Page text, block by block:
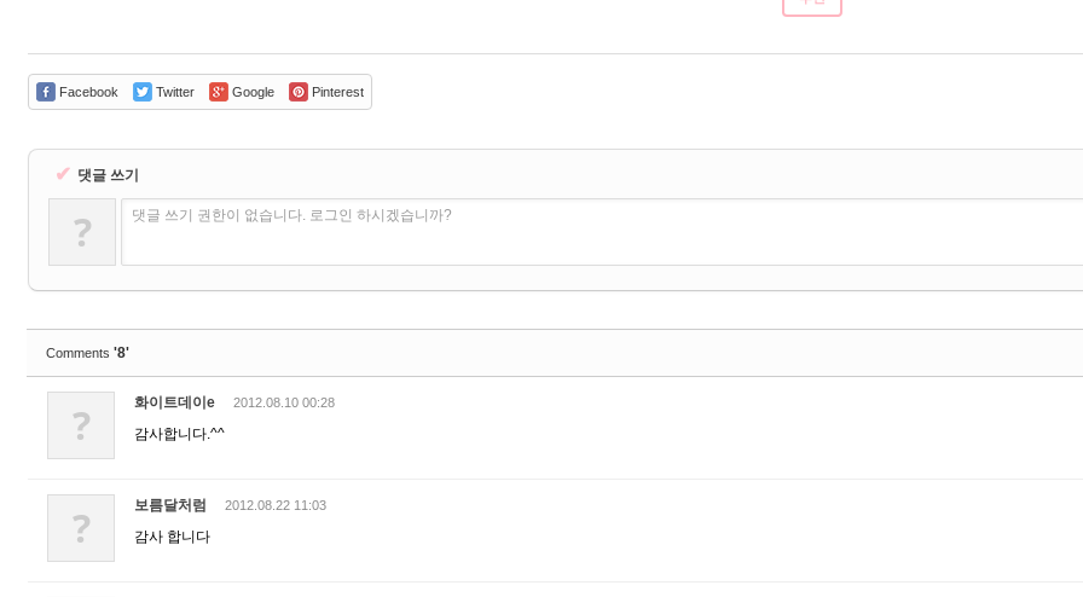
Facebook Twitter Google Pinterest
✔ 댓글 쓰기
? 댓글 쓰기 권한이 없습니다. 로그인 하시겠습니까?
Comments '8'
? 화이트데이e 2012.08.10 00:28
감사합니다.^^
? 보름달처럼 2012.08.22 11:03
감사 합니다